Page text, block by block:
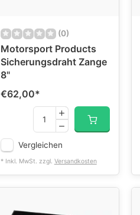
(0)
Motorsport Products
Sicherungsdraht Zange
8"
€62,00*
Vergleichen
* Inkl. MwSt. zzgl. Versandkosten